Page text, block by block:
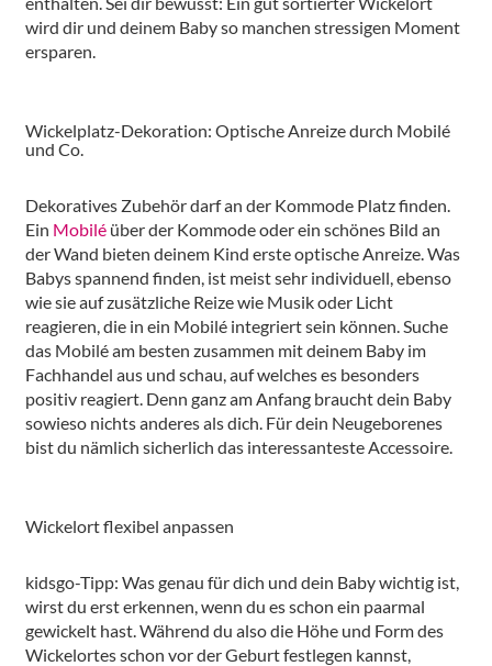
wird dir und deinem Baby so manchen stressigen Moment
ersparen.
Wickelplatz-Dekoration: Optische Anreize durch Mobilé
und Co.
Dekoratives Zubehör darf an der Kommode Platz finden.
Ein Mobiléüber der Kommode oder ein schönes Bild an
der Wand bieten deinem Kind erste optische Anreize. Was
Babys spannend finden, ist meist sehr individuell, ebenso
wie sie auf zusätzliche Reize wie Musik oder Licht
reagieren, die in ein Mobilé integriert sein können. Suche
das Mobilé am besten zusammen mit deinem Baby im
Fachhandel aus und schau, auf welches es besonders
positiv reagiert. Denn ganz am Anfang braucht dein Baby
sowieso nichts anderes als dich. Für dein Neugeborenes
bist du nämlich sicherlich das interessanteste Accessoire.
Wickelort flexibel anpassen
kidsgo-Tipp: Was genau für dich und dein Baby wichtig ist,
wirst du erst erkennen, wenn du es schon ein paarmal
gewickelt hast. Während du also die Höhe und Form des
Wickelortes schon vor der Geburt festlegen kannst,